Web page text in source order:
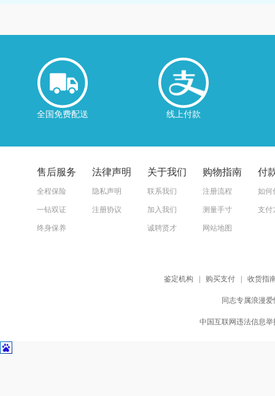
全国免费配送 线上付款
售后服务
全程保险
一钻双证
终身保养
法律声明
隐私声明
注册协议
关于我们
联系我们
加入我们
诚聘贤才
购物指南
注册流程
测量手寸
网站地图
付
如何
支付
鉴定机构 购买支付 收货指
同志专属浪漫
中国互联网违法信息